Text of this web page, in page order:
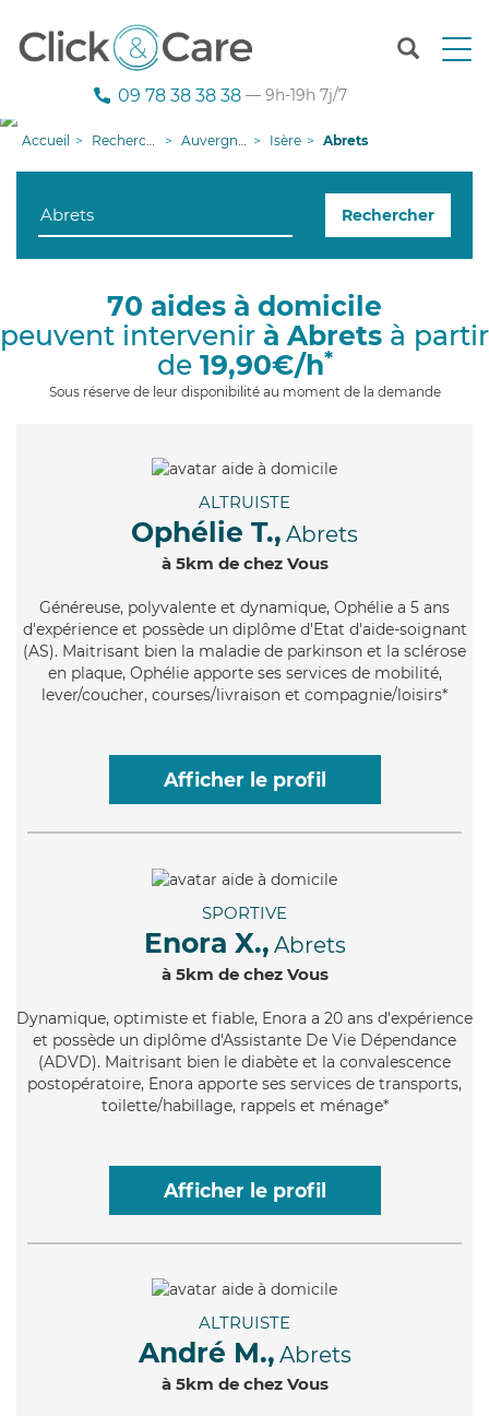
T
n
g
i
09 78 38 38 38 — 9h-19h 7j/7
Accueil Recherche aide à domicile Auvergne-Rhône-Alpes Isère Abrets
Rechercher
70 aides à domicile
peuvent intervenir à Abrets à partir
de 19,90€/h*
Sous réserve de leur disponibilité au moment de la demande
ALTRUISTE
Ophélie T., Abrets
à 5km de chez Vous
Généreuse, polyvalente et dynamique, Ophélie a 5 ans
d'expérience et possède un diplôme d'Etat d'aide-soignant
(AS). Maitrisant bien la maladie de parkinson et la sclérose
en plaque, Ophélie apporte ses services de mobilité,
lever/coucher, courses/livraison et compagnie/loisirs*
Afficher le profil
SPORTIVE
Enora X., Abrets
à 5km de chez Vous
Dynamique, optimiste et fiable, Enora a 20 ans d'expérience
et possède un diplôme d'Assistante De Vie Dépendance
(ADVD). Maitrisant bien le diabète et la convalescence
postopératoire, Enora apporte ses services de transports,
toilette/habillage, rappels et ménage*
Afficher le profil
ALTRUISTE
André M., Abrets
à 5km de chez Vous